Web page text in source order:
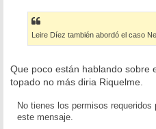
j
e
Leire Díez también abordó el caso
Que poco están hablando sobre
topado no más diria Riquelme.
No tienes los permisos
este mensaje.